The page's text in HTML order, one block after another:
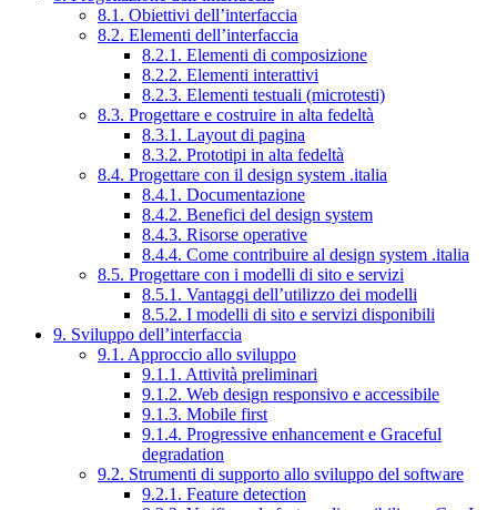
8.1. Obiettivi dell’interfaccia
8.2. Elementi dell’interfaccia
8.2.1. Elementi di composizione
8.2.2. Elementi interattivi
8.2.3. Elementi testuali (microtesti)
8.3. Progettare e costruire in alta fedeltà
8.3.1. Layout di pagina
8.3.2. Prototipi in alta fedeltà
8.4. Progettare con il design system .italia
8.4.1. Documentazione
8.4.2. Benefici del design system
8.4.3. Risorse operative
8.4.4. Come contribuire al design system .italia
8.5. Progettare con i modelli di sito e servizi
8.5.1. Vantaggi dell’utilizzo dei modelli
8.5.2. I modelli di sito e servizi disponibili
9. Sviluppo dell’interfaccia
9.1. Approccio allo sviluppo
9.1.1. Attività preliminari
9.1.2. Web design responsivo e accessibile
9.1.3. Mobile first
9.1.4. Progressive enhancement e Graceful
degradation
9.2. Strumenti di supporto allo sviluppo del software
9.2.1. Feature detection